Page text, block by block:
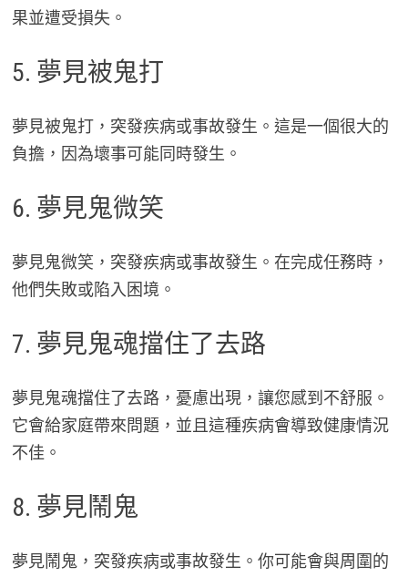
果並遭受損失。
5. 夢見被鬼打
夢見被鬼打，突發疾病或事故發生。這是一個很大的
負擔，因為壞事可能同時發生。
6. 夢見鬼微笑
夢見鬼微笑，突發疾病或事故發生。在完成任務時，
他們失敗或陷入困境。
7. 夢見鬼魂擋住了去路
夢見鬼魂擋住了去路，憂慮出現，讓您感到不舒服。
它會給家庭帶來問題，並且這種疾病會導致健康情況
不佳。
8. 夢見鬧鬼
夢見鬧鬼，突發疾病或事故發生。你可能會與周圍的